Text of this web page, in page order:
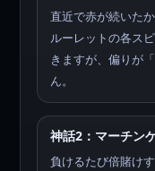
直近で赤が続いた
ルーレットの各ス
きますが、偏りが
ん。
神話2：マーチン
負けるたび倍賭け